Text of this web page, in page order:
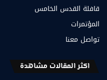
قافلة القدس الخامس
المؤتمرات
تواصل معنا
اكثر المقالات مشاهدة